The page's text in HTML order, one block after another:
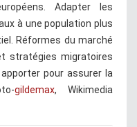
Adapter les
à une population plus
Réformes du marché
stratégies migratoires
pour assurer la
gildemax, Wikimedia